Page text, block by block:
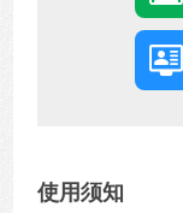
使用须知